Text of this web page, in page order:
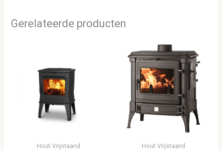
Gerelateerde producten
Hout Vrijstaand Hout Vrijstaand